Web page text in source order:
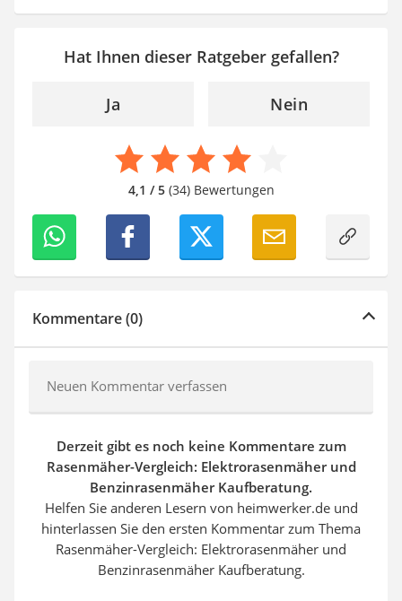
Hat Ihnen dieser Ratgeber gefallen?
Ja Nein
4,1 / 5(34) Bewertungen
Kommentare (0)
Neuen Kommentar verfassen
Derzeit gibt es noch keine Kommentare zum
Rasenmäher-Vergleich: Elektrorasenmäher und
Benzinrasenmäher Kaufberatung.
Helfen Sie anderen Lesern von heimwerker.de und
hinterlassen Sie den ersten Kommentar zum Thema
Rasenmäher-Vergleich: Elektrorasenmäher und
Benzinrasenmäher Kaufberatung.